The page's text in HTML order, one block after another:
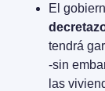
El
tendrá
-sin
las